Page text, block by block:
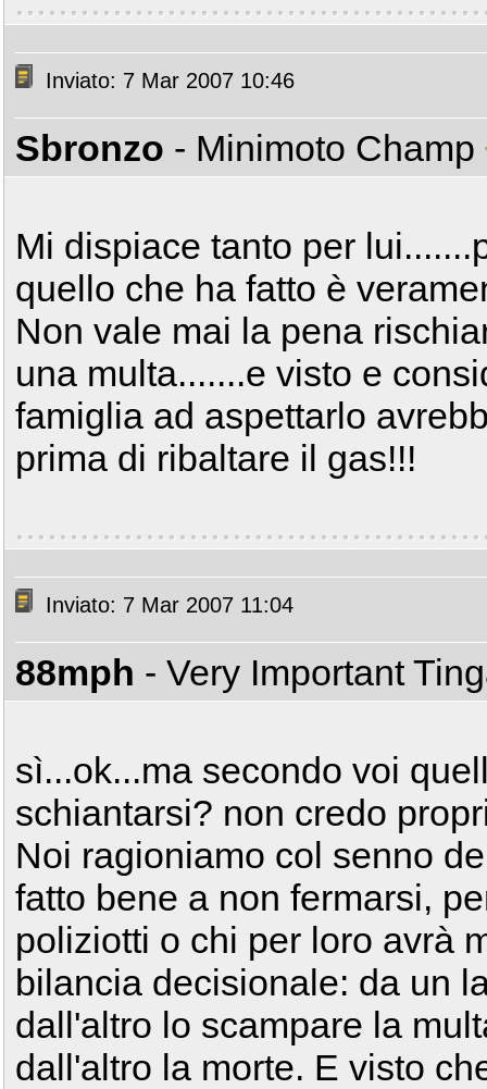
Inviato: 7 Mar 2007 10:46
Sbronzo - Minimoto Champ
Mi dispiace tanto per
quello che ha fatto è
Non vale mai la pena
una multa.......e visto e
famiglia ad aspettarlo
prima di ribaltare il gas!!!
Inviato: 7 Mar 2007 11:04
88mph - Very Important
sì...ok...ma secondo voi
schiantarsi? non credo
Noi ragioniamo col senno
fatto bene a non fermarsi,
poliziotti o chi per loro avrà
bilancia decisionale: da un
dall'altro lo scampare la
dall'altro la morte. E visto